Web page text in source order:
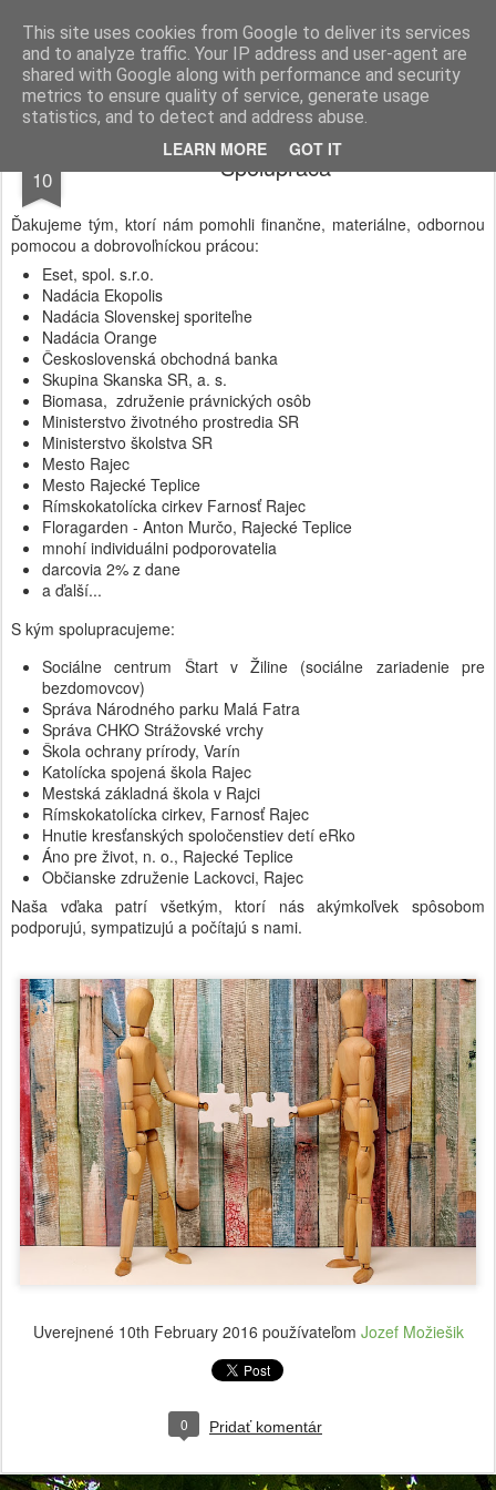
This site uses cookies from Google to deliver its services
and to analyze traffic. Your IP address and user-agent are
shared with Google along with performance and security
metrics to ensure quality of service, generate usage
statistics, and to detect and address abuse.
LEARN MORE GOT IT
TILIA Občianske združenie
Domov O Tilii Na stiahnutie Spolupráca Kontakty
10 Spolupráca
Ďakujeme tým, ktorí nám pomohli finančne, materiálne, odbornou
pomocou a dobrovoľníckou prácou:
Eset, spol. s.r.o.
Nadácia Ekopolis
Nadácia Slovenskej sporiteľne
Nadácia Orange
Československá obchodná banka
Skupina Skanska SR, a. s.
Biomasa, združenie právnických osôb
Ministerstvo životného prostredia SR
Ministerstvo školstva SR
Mesto Rajec
Mesto Rajecké Teplice
Rímskokatolícka cirkev Farnosť Rajec
Floragarden - Anton Murčo, Rajecké Teplice
mnohí individuálni podporovatelia
darcovia 2% z dane
a ďalší...
S kým spolupracujeme:
Sociálne centrum Štart v Žiline (sociálne zariadenie pre
bezdomovcov)
Správa Národného parku Malá Fatra
Správa CHKO Strážovské vrchy
Škola ochrany prírody, Varín
Katolícka spojená škola Rajec
Mestská základná škola v Rajci
Rímskokatolícka cirkev, Farnosť Rajec
Hnutie kresťanských spoločenstiev detí eRko
Áno pre život, n. o., Rajecké Teplice
Občianske združenie Lackovci, Rajec
Naša vďaka patrí všetkým, ktorí nás akýmkoľvek spôsobom
podporujú, sympatizujú a počítajú s nami.
Uverejnené 10th February 2016 používateľom Jozef Možiešik
0 Pridať komentár